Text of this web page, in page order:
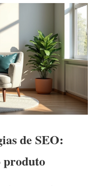
de SEO:
produto